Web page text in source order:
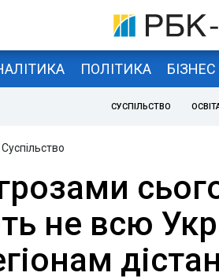
ПОЛІТИКА БІЗНЕС
СУСПІЛЬСТВО
Суспільство
не всю